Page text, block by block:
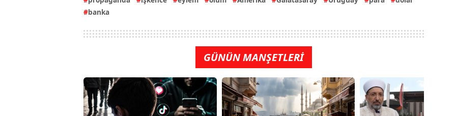
banka
GÜNÜN MANŞETLERİ